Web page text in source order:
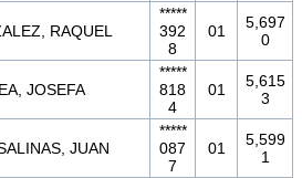
RAQUEL
*****
392
8
01
5,697
0
JOSEFA
*****
818
4
01
5,615
3
JUAN
*****
087
7
01
5,599
1